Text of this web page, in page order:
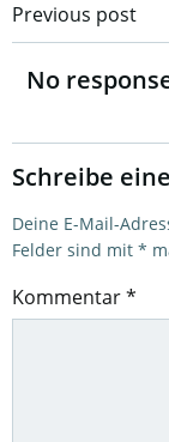
Post
Previous post
No
Schreibe
Deine E-Mail-
Felder sind mit *
Kommentar*